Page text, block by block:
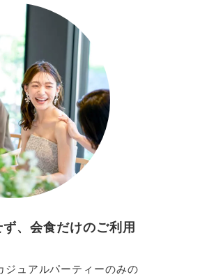
、会食だけのご利用
ジュアルパーティーのみの